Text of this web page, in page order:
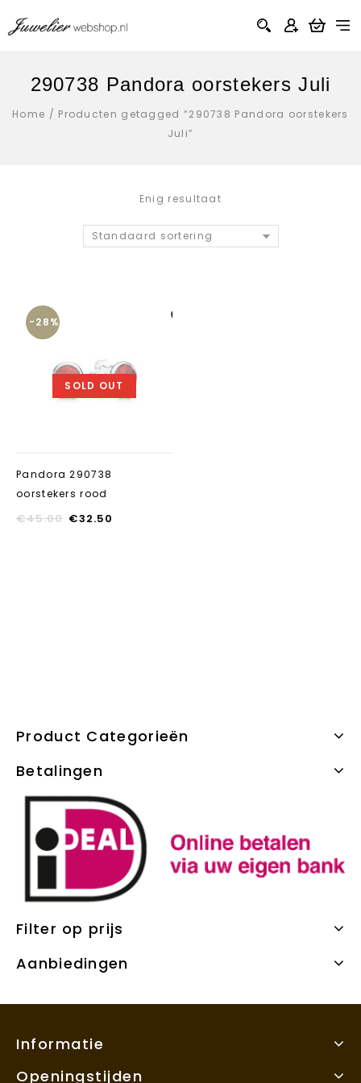
290738 Pandora oorstekers Juli
Home / Producten getagged “290738 Pandora oorstekers
Juli”
Enig resultaat
Standaard sortering
SOLD OUT
-28%
Pandora 290738
oorstekers rood
€45.00 €32.50
Product Categorieën
Betalingen
Filter op prijs
Aanbiedingen
Informatie
Openingstijden